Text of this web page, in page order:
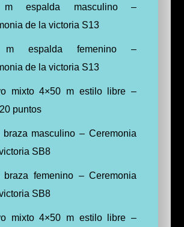
espalda masculino –
de la victoria S13
m espalda femenino –
de la victoria S13
mixto 4×50 m estilo libre –
puntos
braza masculino – Ceremonia
SB8
braza femenino – Ceremonia
SB8
mixto 4×50 m estilo libre –